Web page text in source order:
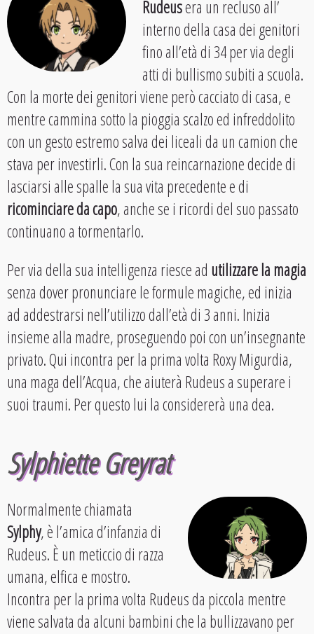
Rudeusera un recluso all’
interno della casa dei genitori
fino all’età di 34 per via degli
atti di bullismo subiti a scuola.
Con la morte dei genitori viene però cacciato di casa, e
mentre cammina sotto la pioggia scalzo ed infreddolito
con un gesto estremo salva dei liceali da un camion che
stava per investirli. Con la sua reincarnazione decide di
lasciarsi alle spalle la sua vita precedente e di
ricominciare da capo, anche se i ricordi del suo passato
continuano a tormentarlo.
Per via della sua intelligenza riesce ad utilizzare la magia
senza dover pronunciare le formule magiche, ed inizia
ad addestrarsi nell’utilizzo dall’età di 3 anni. Inizia
insieme alla madre, proseguendo poi con un’insegnante
privato. Qui incontra per la prima volta Roxy Migurdia,
una maga dell’Acqua, che aiuterà Rudeus a superare i
suoi traumi. Per questo lui la considererà una dea.
Sylphiette Greyrat
Normalmente chiamata
Sylphy, è l’amica d’infanzia di
Rudeus. È un meticcio di razza
umana, elfica e mostro.
Incontra per la prima volta Rudeus da piccola mentre
viene salvata da alcuni bambini che la bullizzavano per